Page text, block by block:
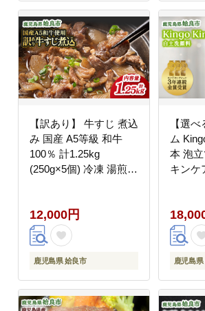
【訳あり】 牛すじ 煮込
み 国産 A5等級 和牛
100％ 計1.25kg
(250g×5個) 冷凍 湯煎
12,000円
鹿児島県 姶良市
【選
ム
本 泡
キンケ
鹿児島県